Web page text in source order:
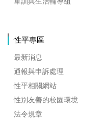
性平專區
最新消息
通報與申訴處理
性平相關網站
性別友善的校園環境
法令規章